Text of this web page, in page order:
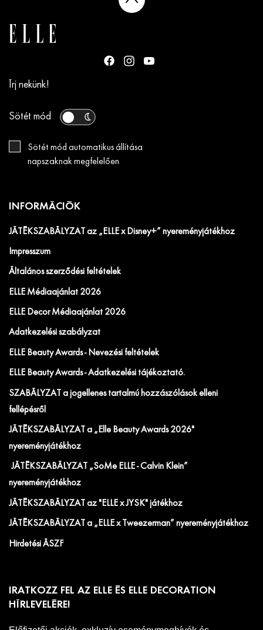
Írj nekünk!
Sötét mód
Sötét mód automatikus állítása
napszaknak megfelelően
INFORMÁCIÓK
JÁTÉKSZABÁLYZAT az „ELLE x Disney+” nyereményjátékhoz
Impresszum
Általános szerződési feltételek
ELLE Médiaajánlat 2026
ELLE Decor Médiaajánlat 2026
Adatkezelési szabályzat
ELLE Beauty Awards - Nevezési feltételek
ELLE Beauty Awards - Adatkezelési tájékoztató.
SZABÁLYZAT a jogellenes tartalmú hozzászólások elleni
fellépésről
JÁTÉKSZABÁLYZAT a „Elle Beauty Awards 2026"
nyereményjátékhoz
JÁTÉKSZABÁLYZAT „SoMe ELLE - Calvin Klein”
nyereményjátékhoz
JÁTÉKSZABÁLYZAT az "ELLE x JYSK" játékhoz
JÁTÉKSZABÁLYZAT a „ELLE x Tweezerman” nyereményjátékhoz
Hirdetési ÁSZF
IRATKOZZ FEL AZ ELLE ÉS ELLE DECORATION
HÍRLEVELÉRE!